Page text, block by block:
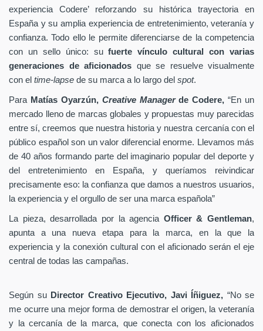
experiencia Codere’ reforzando su histórica trayectoria en
España y su amplia experiencia de entretenimiento, veteranía y
confianza. Todo ello le permite diferenciarse de la competencia
con un sello único: sufuerte vínculo cultural con varias
generaciones de aficionados que se resuelve visualmente
con el time-lapse de su marca a lo largo del spot.
Para Matías Oyarzún, Creative Managerde Codere,“En un
mercado lleno de marcas globales y propuestas muy parecidas
entre sí, creemos que nuestra historia y nuestra cercanía con el
público español son un valor diferencial enorme. Llevamos más
de 40 años formando parte del imaginario popular del deporte y
del entretenimiento en España, y queríamos reivindicar
precisamente eso: la confianza que damos a nuestros usuarios,
la experiencia y el orgullo de ser una marca española”
La pieza, desarrollada por la agencia Officer & Gentleman,
apunta a una nueva etapa para la marca, en la que la
experiencia y la conexión cultural con el aficionado serán el eje
central de todas las campañas.
Según su Director Creativo Ejecutivo, Javi Íñiguez, “No se
me ocurre una mejor forma de demostrar el origen, la veteranía
y la cercanía de la marca, que conecta con los aficionados